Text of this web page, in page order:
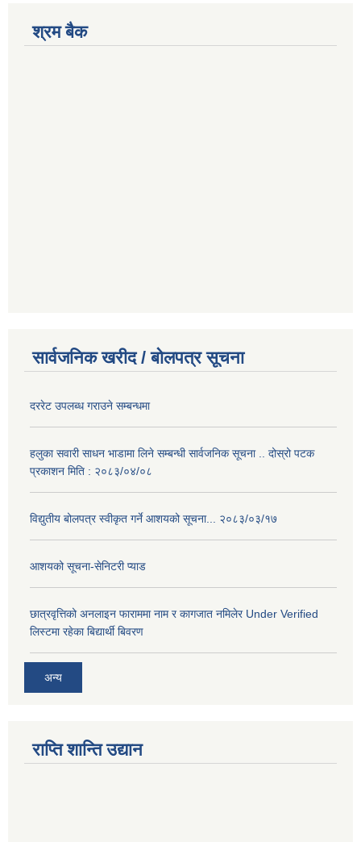
श्रम बैक
सार्वजनिक खरीद / बोलपत्र सूचना
दररेट उपलब्ध गराउने सम्बन्धमा
हलुका सवारी साधन भाडामा लिने सम्बन्धी सार्वजनिक सूचना .. दोस्रो पटक
प्रकाशन मिति : २०८३/०४/०८
विद्युतीय बोलपत्र स्वीकृत गर्ने आशयको सूचना... २०८३/०३/१७
आशयको सूचना-सेनिटरी प्याड
छात्रवृत्तिको अनलाइन फाराममा नाम र कागजात नमिलेर Under Verified
लिस्टमा रहेका बिद्यार्थी बिवरण
अन्य
राप्ति शान्ति उद्यान